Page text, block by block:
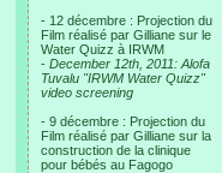
- 12 décembre : Projection du
Film réalisé par Gilliane sur le
Water Quizz à IRWM
- December 12th, 2011: Alofa
Tuvalu "IRWM Water Quizz"
video screening
- 9 décembre : Projection du
Film réalisé par Gilliane sur la
construction de la clinique
pour bébés au Fagogo